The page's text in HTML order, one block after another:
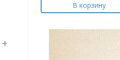
В корзину